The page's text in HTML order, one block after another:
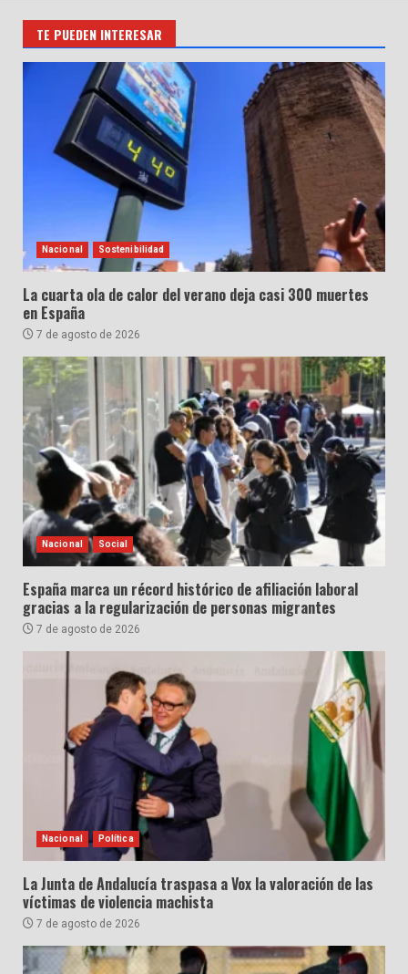
TE PUEDEN INTERESAR
Nacional Sostenibilidad
La cuarta ola de calor del verano deja casi 300 muertes
en España
7 de agosto de 2026
Nacional Social
España marca un récord histórico de afiliación laboral
gracias a la regularización de personas migrantes
7 de agosto de 2026
Nacional Política
La Junta de Andalucía traspasa a Vox la valoración de las
víctimas de violencia machista
7 de agosto de 2026